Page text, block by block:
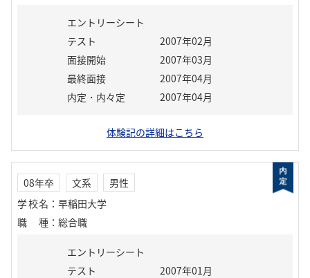
エントリーシート
テスト
2007年02月
面接開始
2007年03月
最終面接
2007年04月
内定・内々定
2007年04月
体験記の詳細はこちら
08年卒 文系
男性
学校名 ： 早稲田大学
職種 ： 総合職
エントリーシート
テスト
2007年01月